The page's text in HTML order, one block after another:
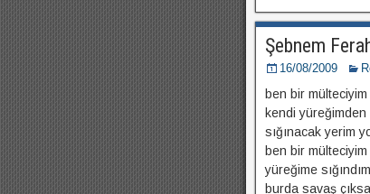
Şebnem
16/08/2009
ben bir mülteciyim
kendi yüreğimden
sığınacak yerim
ben bir mülteciyim
yüreğime sığındım
burda savaş